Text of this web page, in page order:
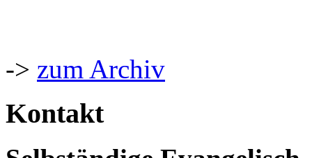
-> zum Archiv
Kontakt